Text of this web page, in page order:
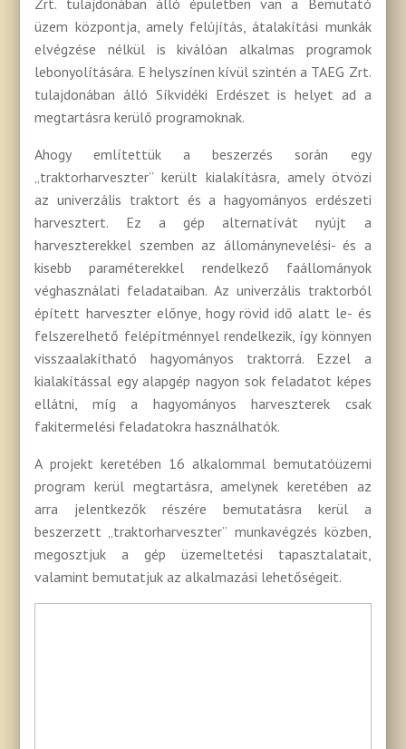
üzem központja, amely felújítás, átalakítási munkák
elvégzése nélkül is kiválóan alkalmas programok
lebonyolítására. E helyszínen kívül szintén a TAEG Zrt.
tulajdonában álló Síkvidéki Erdészet is helyet ad a
megtartásra kerülő programoknak.
Ahogy említettük a beszerzés során egy
„traktorharveszter” került kialakításra, amely ötvözi
az univerzális traktort és a hagyományos erdészeti
harvesztert. Ez a gép alternatívát nyújt a
harveszterekkel szemben az állománynevelési- és a
kisebb paraméterekkel rendelkező faállományok
véghasználati feladataiban. Az univerzális traktorból
épített harveszter előnye, hogy rövid idő alatt le- és
felszerelhető felépítménnyel rendelkezik, így könnyen
visszaalakítható hagyományos traktorrá. Ezzel a
kialakítással egy alapgép nagyon sok feladatot képes
ellátni, míg a hagyományos harveszterek csak
fakitermelési feladatokra használhatók.
A projekt keretében 16 alkalommal bemutatóüzemi
program kerül megtartásra, amelynek keretében az
arra jelentkezők részére bemutatásra kerül a
beszerzett „traktorharveszter” munkavégzés közben,
megosztjuk a gép üzemeltetési tapasztalatait,
valamint bemutatjuk az alkalmazási lehetőségeit.